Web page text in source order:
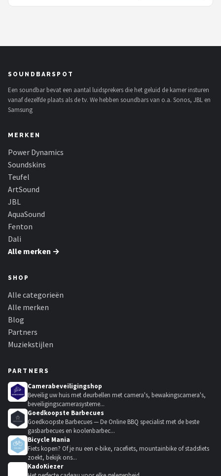
SOUNDBARSPOT
Een soundbar bevat een aantal luidsprekers die het geluid de kamer insturen
vanaf dezelfde plaats als de tv. We hebben soundbars van o.a. Sonos, JBL en
Samsung
MERKEN
Power Dynamics
Soundskins
Teufel
ArtSound
JBL
AquaSound
Fenton
Dali
Alle merken →
SHOP
Alle categorieën
Alle merken
Blog
Partners
Muziekstijlen
PARTNERS
Camerabeveiligingshop
Beveilig uw huis met deurbellen met camera's, bewakingscamera's,
beveiligingscamerasysteme...
Goedkoopste Barbecues
Goedkoopste Barbecues — De Online BBQ specialist met de beste
gasbarbecues en koolenbarbec...
Bicycle Mania
Fiets kopen? Of je nu een e-bike, racefiets, mountainbike of stadsfiets
zoekt, bekijk ons...
KadoKiezer